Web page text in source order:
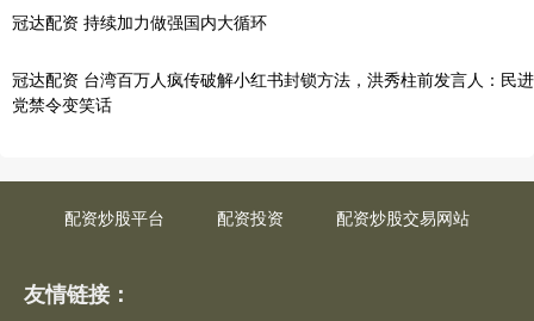
冠达配资 持续加力做强国内大循环
冠达配资 台湾百万人疯传破解小红书封锁方法，洪秀柱前发言人：民进
党禁令变笑话
配资炒股平台 配资投资 配资炒股交易网站
友情链接：